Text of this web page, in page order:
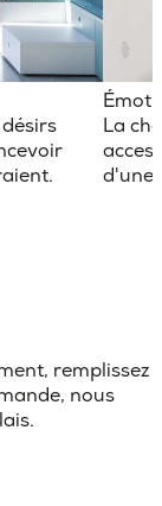
La
d'une
remplissez
nous